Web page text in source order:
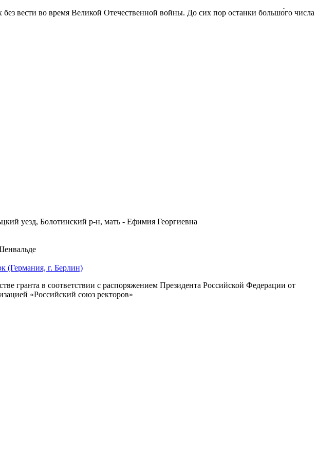
вести во время Великой Отечественной войны. До сих пор останки большо́го числа
уезд, Болотинский р-н, мать - Ефимия Георгиевна
(Германия, г. Берлин)
гранта в соответствии с распоряжением Президента Российской Федерации от
«Российский союз ректоров»